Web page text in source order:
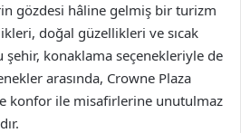
gözdesi hâline gelmiş bir turizm
doğal güzellikleri ve sıcak
konaklama seçenekleriyle de
arasında, Crowne Plaza
konfor ile misafirlerine unutulmaz